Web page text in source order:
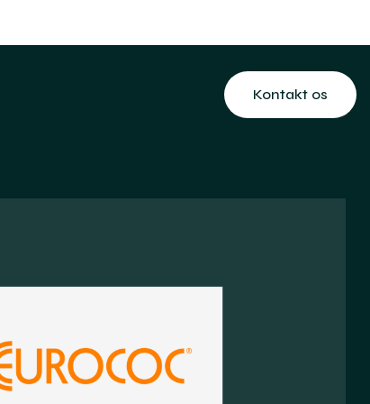
Kontakt os